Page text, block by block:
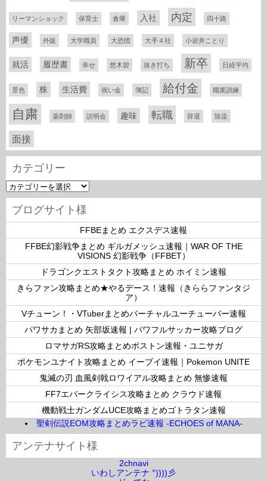
リーマンショック 保育士 倉庫 入社 内定 四十路
声優 外販 大学職員 大恐慌 大手４社 小岩井ことり
就活 履歴書 幸せ 悠木碧 抜き打ち 新卒 日経平均
景色 株 生活費 祝い金 簿記 給付金 職業訓練
自粛 薬剤師 説明会 趣味 転職 辞退 除染
面接
カテゴリー
カ
テ
ー
ブログサイト様
FFBEまとめ エクスデス速報
FFBE幻影戦争まとめ ギルガメッシュ速報｜WAR OF THE
VISIONS 幻影戦争（FFBET）
ドラゴンクエストタクト攻略まとめ ホイミン速報
きらファン攻略まとめ★やるデース！速報（きららファンタジ
ア）
Vチューン！・VTuberまとめバーチャルユーチューバー速報
パワサカまとめ 矢部坂速報 | パワフルサッカー攻略ブログ
ロマサガRS攻略まとめボストン速報・ユニサガ
ポケモンユナイト攻略まとめ イーブイ速報｜Pokemon UNITE
鬼滅の刃 血風剣戟ロワイアル攻略まとめ 無惨速報
FF7エバークライシス攻略まとめ クラウド速報
機動戦士ガンダムUCE攻略まとめゴトラタン速報
聖剣伝説EOM攻略まとめラビ速報 -ECHOES of MANA-
アンテナサイト様
2chnavi
いわしアンテナ °))))彡